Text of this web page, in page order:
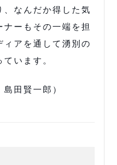
、なんだか得した気
ーもその一端を担
ィアを通して湧別の
います。
田賢一郎）